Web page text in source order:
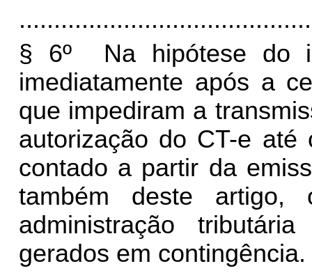
§ 6º Na hipótese do
imediatamente após a
que impediram a
autorização do CT-e
contado a partir da
também deste artigo,
administração
gerados em contingência.